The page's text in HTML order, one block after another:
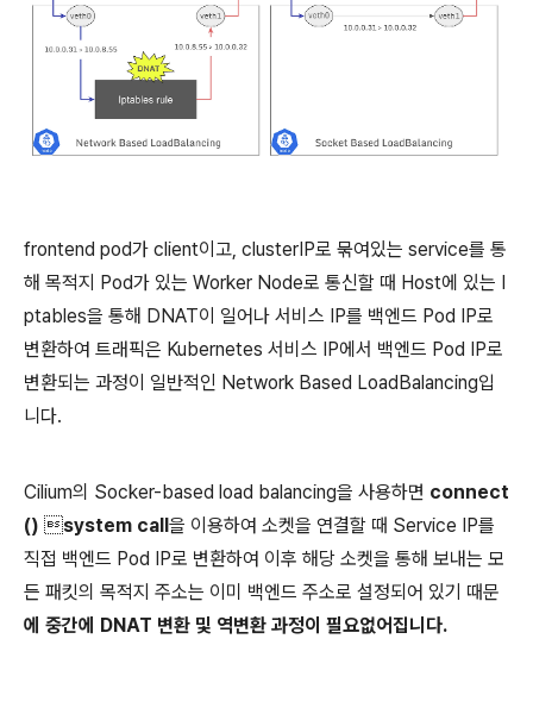
frontend pod가 client이고, clusterIP로 묶여있는 service를 통
해 목적지 Pod가 있는 Worker Node로 통신할 때 Host에 있는 I
ptables을 통해 DNAT이 일어나 서비스 IP를 백엔드 Pod IP로
변환하여 트래픽은 Kubernetes 서비스 IP에서 백엔드 Pod IP로
변환되는 과정이 일반적인 Network Based LoadBalancing입
니다.
Cilium의 Socker-based load balancing을 사용하면 connect
() system call을 이용하여 소켓을 연결할 때 Service IP를
직접 백엔드 Pod IP로 변환하여 이후 해당 소켓을 통해 보내는 모
든 패킷의 목적지 주소는 이미 백엔드 주소로 설정되어 있기 때문
에 중간에 DNAT 변환 및 역변환 과정이 필요없어집니다.